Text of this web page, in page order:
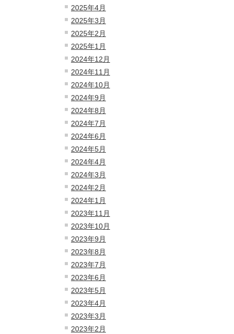
2025年4月
2025年3月
2025年2月
2025年1月
2024年12月
2024年11月
2024年10月
2024年9月
2024年8月
2024年7月
2024年6月
2024年5月
2024年4月
2024年3月
2024年2月
2024年1月
2023年11月
2023年10月
2023年9月
2023年8月
2023年7月
2023年6月
2023年5月
2023年4月
2023年3月
2023年2月